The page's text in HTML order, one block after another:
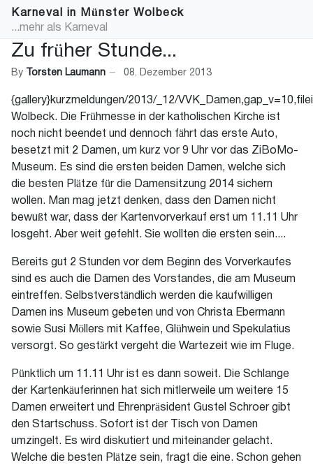
Karneval in Münster Wolbeck
...mehr als Karneval
Zu früher Stunde...
By Torsten Laumann 08. Dezember 2013
{gallery}kurzmeldungen/2013/_12/
Wolbeck. Die Frühmesse in der katholischen Kirche ist
noch nicht beendet und dennoch fährt das erste Auto,
besetzt mit 2 Damen, um kurz vor 9 Uhr vor das ZiBoMo-
Museum. Es sind die ersten beiden Damen, welche sich
die besten Plätze für die Damensitzung 2014 sichern
wollen. Man mag jetzt denken, dass den Damen nicht
bewußt war, dass der Kartenvorverkauf erst um 11.11 Uhr
losgeht. Aber weit gefehlt. Sie wollten die ersten sein....
Bereits gut 2 Stunden vor dem Beginn des Vorverkaufes
sind es auch die Damen des Vorstandes, die am Museum
eintreffen. Selbstverständlich werden die kaufwilligen
Damen ins Museum gebeten und von Christa Ebermann
sowie Susi Möllers mit Kaffee, Glühwein und Spekulatius
versorgt. So gestärkt vergeht die Wartezeit wie im Fluge.
Pünktlich um 11.11 Uhr ist es dann soweit. Die Schlange
der Kartenkäuferinnen hat sich mitlerweile um weitere 15
Damen erweitert und Ehrenpräsident Gustel Schroer gibt
den Startschuss. Sofort ist der Tisch von Damen
umzingelt. Es wird diskutiert und miteinander gelacht.
Welche die besten Plätze sein, fragt die eine. Schon gehen